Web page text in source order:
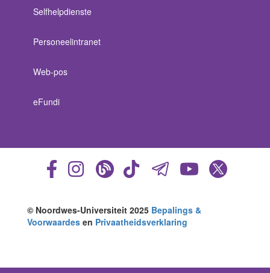
Selfhelpdienste
Personeelintranet
Web-pos
eFundi
© Noordwes-Universiteit 2025 Bepalings &
Voorwaardes en Privaatheidsverklaring